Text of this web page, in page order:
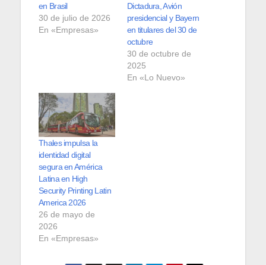
en Brasil
30 de julio de 2026
En «Empresas»
Dictadura, Avión
presidencial y Bayern
en titulares del 30 de
octubre
30 de octubre de
2025
En «Lo Nuevo»
Thales impulsa la
identidad digital
segura en América
Latina en High
Security Printing Latin
America 2026
26 de mayo de
2026
En «Empresas»